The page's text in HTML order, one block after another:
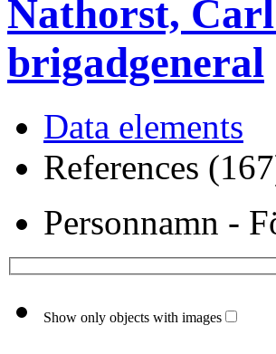
Nathorst,
brigadgeneral
Data elements
References
Personnamn -
Show only objects with images